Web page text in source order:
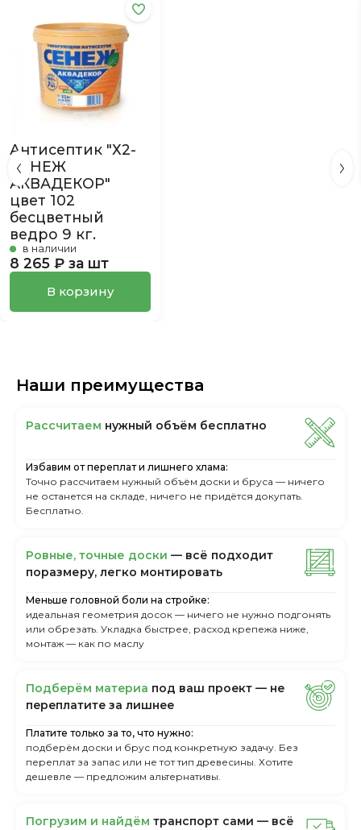
Антисептик "Х2-
СЕНЕЖ
АКВАДЕКОР"
цвет 102
бесцветный
ведро 9 кг.
в наличии
8 265 ₽ за шт
В корзину
Наши преимущества
Рассчитаем нужный объём бесплатно
Избавим от переплат и лишнего хлама:
Точно рассчитаем нужный объём доски и бруса — ничего
не останется на складе, ничего не придётся докупать.
Бесплатно.
Ровные, точные доски — всё подходит
поразмеру, легкo монтировать
Меньше головной боли на стройке:
идеальная геометрия досок — ничего не нужно подгонять
или обрезать. Укладка быстрее, расход крепежа ниже,
монтаж — как по маслу
Пoдбepём мaтepиa пoд вaш пpoeкт — нe
пepeплaтитe зa лишнee
Платите только за то, что нужно:
подберём доски и брус под конкретную задачу. Без
переплат за запас или не тот тип древесины. Хотите
дешевле — предложим альтернативы.
Пoгpузим и нaйдём тpaнcпopт caми — вcё